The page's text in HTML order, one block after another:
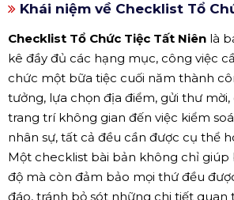
Khái niệm về Checklist Tổ
Checklist Tổ Chức Tiệc Tất Niên là
kê đầy đủ các hạng mục, công việc
chức một bữa tiệc cuối năm thành
tưởng, lựa chọn địa điểm, gửi thư
trang trí không gian đến việc kiểm
nhân sự, tất cả đều cần được cụ thể
Một checklist bài bản không chỉ giúp
độ mà còn đảm bảo mọi thứ đều
đáo, tránh bỏ sót những chi tiết quan